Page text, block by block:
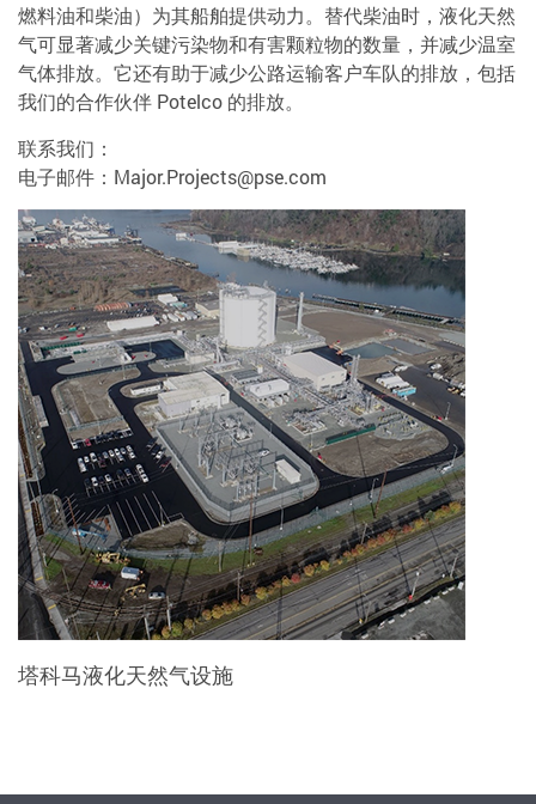
燃料油和柴油）为其船舶提供动力。替代柴油时，液化天然
气可显著减少关键污染物和有害颗粒物的数量，并减少温室
气体排放。它还有助于减少公路运输客户车队的排放，包括
我们的合作伙伴 Potelco 的排放。
联系我们：
电子邮件：Major.Projects@pse.com
塔科马液化天然气设施